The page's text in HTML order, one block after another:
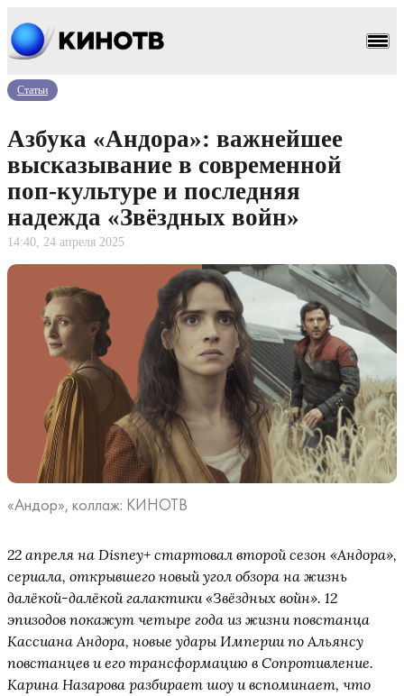
Статьи
Азбука «Андора»: важнейшее
высказывание в современной
поп-культуре и последняя
надежда «Звёздных войн»
14:40, 24 апреля 2025
«Андор», коллаж: КИНОТВ
22 апреля на Disney+ стартовал второй сезон «Андора»,
сериала, открывшего новый угол обзора на жизнь
далёкой-далёкой галактики «Звёздных войн». 12
эпизодов покажут четыре года из жизни повстанца
Кассиана Андора, новые удары Империи по Альянсу
повстанцев и его трансформацию в Сопротивление.
Карина Назарова разбирает шоу и вспоминает, что